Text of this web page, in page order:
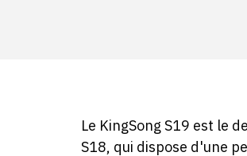
Le KingSong S19 est le
S18, qui dispose d'une